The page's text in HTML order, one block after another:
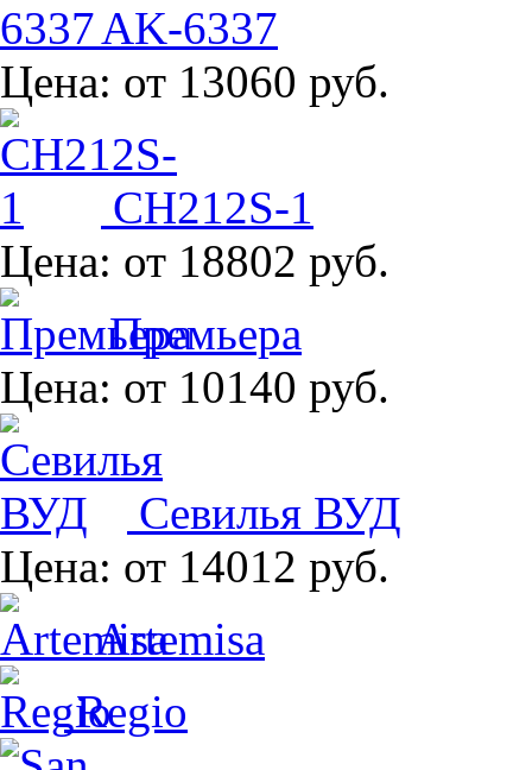
AK-6337
Цена: от 13060 руб.
CH212S-1
Цена: от 18802 руб.
Премьера
Цена: от 10140 руб.
Севилья ВУД
Цена: от 14012 руб.
Artemisa
Regio